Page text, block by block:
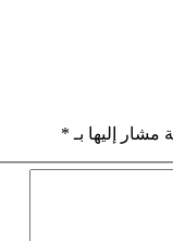
مشار إليها بـ *